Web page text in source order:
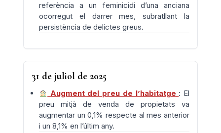
referència a un feminicidi d’una anciana
ocorregut el darrer mes, subratllant la
persistència de delictes greus.
31 de juliol de 2025
Augment del preu de l’habitatge : El
preu mitjà de venda de propietats va
augmentar un 0,1% respecte al mes anterior
i un 8,1% en l’últim any.